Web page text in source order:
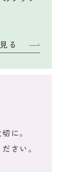
る
に。
さい。